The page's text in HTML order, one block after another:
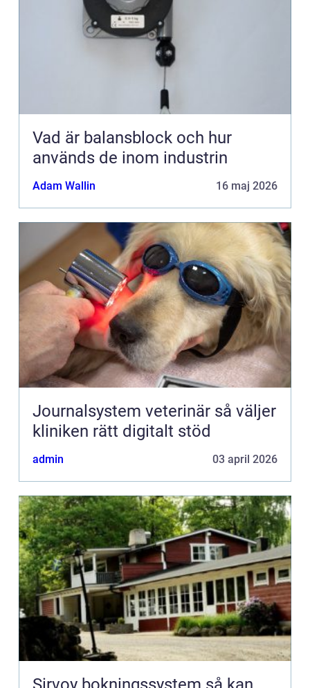
Vad är balansblock och hur
används de inom industrin
Adam Wallin 16 maj 2026
Journalsystem veterinär så väljer
kliniken rätt digitalt stöd
admin 03 april 2026